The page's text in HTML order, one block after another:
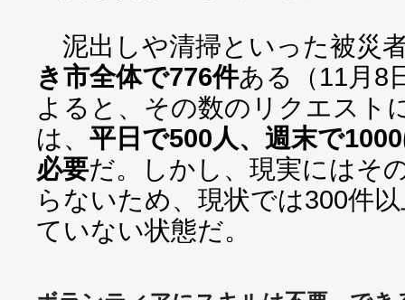
泥出しや清掃といった被災
き市全体で776件ある（11月8
よると、その数のリクエスト
は、 平日で500人、週末で
必要だ。しかし、現実にはそ
らないため、現状では300件
ていない状態だ。